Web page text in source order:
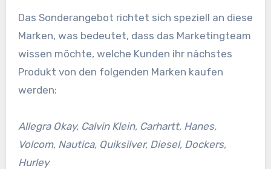
Das Sonderangebot richtet sich speziell an diese
Marken, was bedeutet, dass das Marketingteam
wissen möchte, welche Kunden ihr nächstes
Produkt von den folgenden Marken kaufen
werden:
Allegra Okay, Calvin Klein, Carhartt, Hanes,
Volcom, Nautica, Quiksilver, Diesel, Dockers,
Hurley